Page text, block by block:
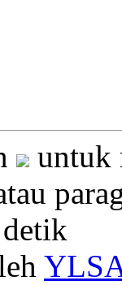
untuk
detik